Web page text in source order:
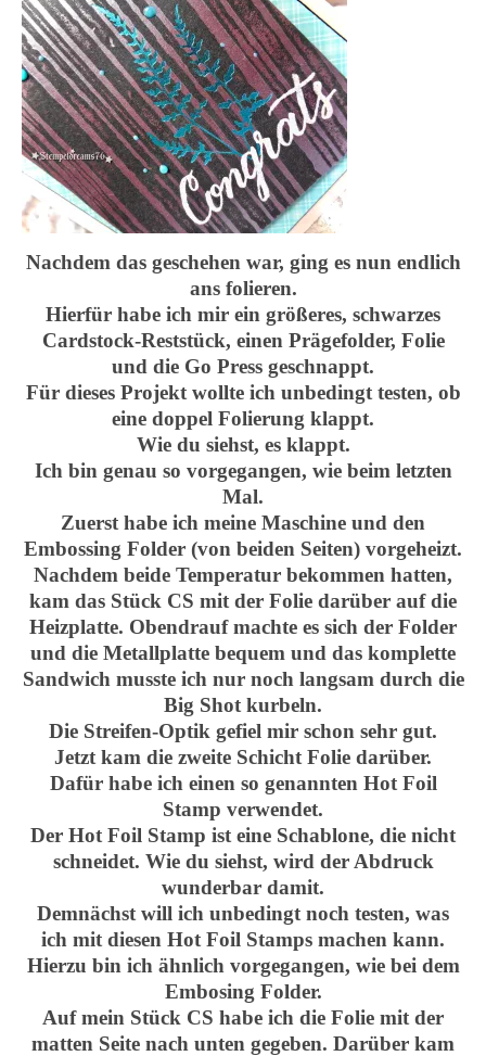
Nachdem das geschehen war, ging es nun endlich
ans folieren.
Hierfür habe ich mir ein größeres, schwarzes
Cardstock-Reststück, einen Prägefolder, Folie
und die Go Press geschnappt.
Für dieses Projekt wollte ich unbedingt testen, ob
eine doppel Folierung klappt.
Wie du siehst, es klappt.
Ich bin genau so vorgegangen, wie beim letzten
Mal.
Zuerst habe ich meine Maschine und den
Embossing Folder (von beiden Seiten) vorgeheizt.
Nachdem beide Temperatur bekommen hatten,
kam das Stück CS mit der Folie darüber auf die
Heizplatte. Obendrauf machte es sich der Folder
und die Metallplatte bequem und das komplette
Sandwich musste ich nur noch langsam durch die
Big Shot kurbeln.
Die Streifen-Optik gefiel mir schon sehr gut.
Jetzt kam die zweite Schicht Folie darüber.
Dafür habe ich einen so genannten Hot Foil
Stamp verwendet.
Der Hot Foil Stamp ist eine Schablone, die nicht
schneidet. Wie du siehst, wird der Abdruck
wunderbar damit.
Demnächst will ich unbedingt noch testen, was
ich mit diesen Hot Foil Stamps machen kann.
Hierzu bin ich ähnlich vorgegangen, wie bei dem
Embosing Folder.
Auf mein Stück CS habe ich die Folie mit der
matten Seite nach unten gegeben. Darüber kam